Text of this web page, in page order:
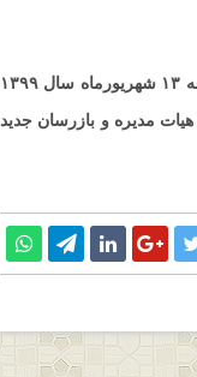
این نشست با حضور اندیشمندان و صاحبنظران علم کلام و اعضای پیوسته انجمن کلام اسلامی حوزه در تاریخ پنجشنبه ۱۳ شهریورماه سال ۱۳۹۹
مدیره و بازرسان جدید